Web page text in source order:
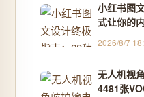
小红书图
式让你的
2026/8/7
无人机视
4481张